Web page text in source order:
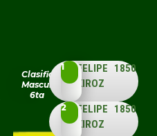
Clasificación
Masculino
6ta
1
FELIPE
KIROZ
1850
2
FELIPE
KIROZ
1850